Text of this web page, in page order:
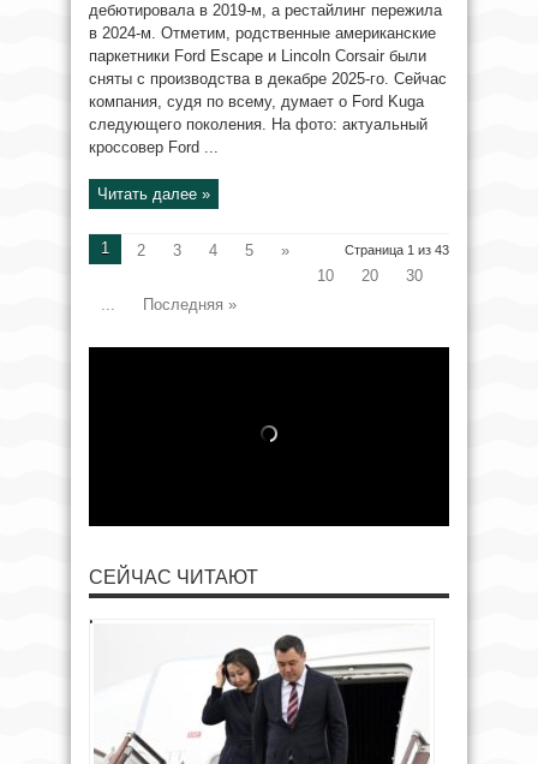
дебютировала в 2019-м, а рестайлинг пережила
в 2024-м. Отметим, родственные американские
паркетники Ford Escape и Lincoln Corsair были
сняты с производства в декабре 2025-го. Сейчас
компания, судя по всему, думает о Ford Kuga
следующего поколения. На фото: актуальный
кроссовер Ford ...
Читать далее »
Страница 1 из 43
1 2 3 4 5
»
10
20
30
...
Последняя »
СЕЙЧАС ЧИТАЮТ